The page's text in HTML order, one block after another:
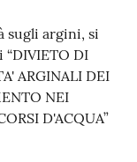
sugli argini, si
“DIVIETO DI
ARGINALI DEI
NEI
D'ACQUA”